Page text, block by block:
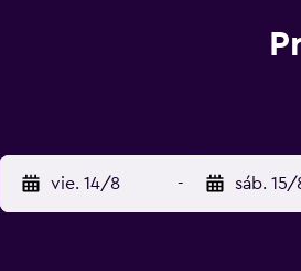
vie. 14/8 - sáb. 15/